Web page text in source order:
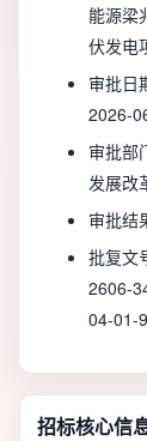
能源梁
伏发电
审批日
2026-
审批部
发展改
审批结
批复文
2606-
04-01-
招标核心信